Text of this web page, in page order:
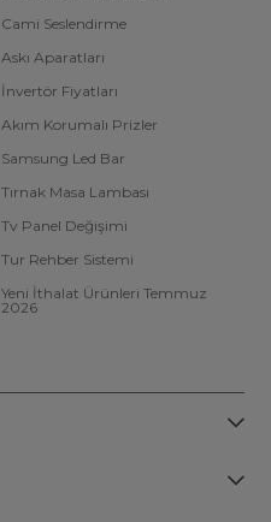
Cami Seslendirme
Askı Aparatları
İnvertör Fiyatları
Akım Korumalı Prizler
Samsung Led Bar
Tırnak Masa Lambası
Tv Panel Değişimi
Tur Rehber Sistemi
Yeni İthalat Ürünleri Temmuz
2026